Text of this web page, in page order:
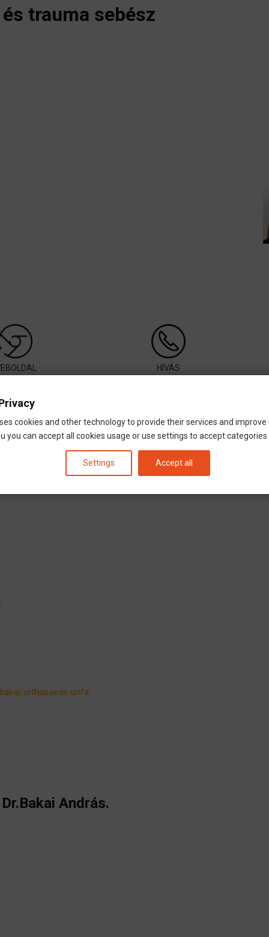
trauma sebész
HÍVÁS
93073
orthopaede-unfa
András.
cookies and other technology to provide their services and improve
you can accept all cookies usage or use settings to accept categories
Settings Accept all